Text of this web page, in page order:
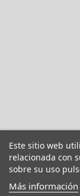
Este sitio web
relacionada con
sobre su uso
Más información